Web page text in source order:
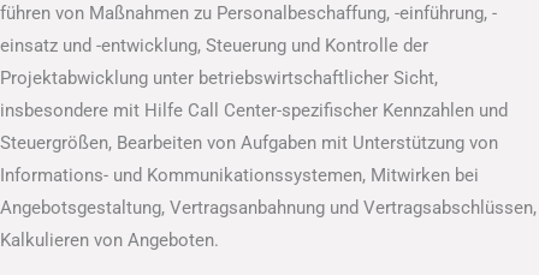
führen von Maßnahmen zu Personalbeschaffung, -einführung, -
einsatz und -entwicklung, Steuerung und Kontrolle der
Projektabwicklung unter betriebswirtschaftlicher Sicht,
insbesondere mit Hilfe Call Center-spezifischer Kennzahlen und
Steuergrößen, Bearbeiten von Aufgaben mit Unterstützung von
Informations- und Kommunikationssystemen, Mitwirken bei
Angebotsgestaltung, Vertragsanbahnung und Vertragsabschlüssen,
Kalkulieren von Angeboten.